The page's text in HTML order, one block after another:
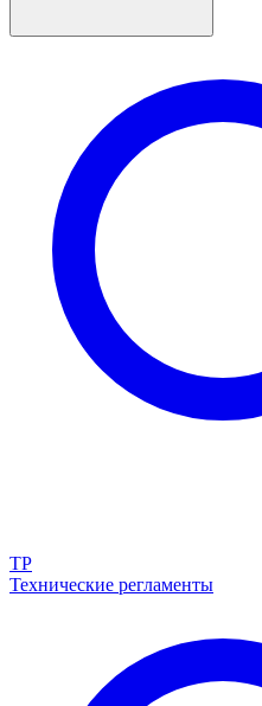
ТР
Технические регламенты